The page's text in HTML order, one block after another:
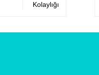
Kolaylığı